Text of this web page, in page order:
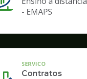
- EMAPS
SERVICO
Contratos